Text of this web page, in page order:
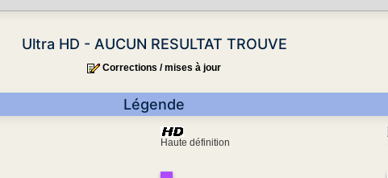
Ultra HD - AUCUN RESULTAT TROUVE
Corrections / mises à jour
Légende
Haute définition